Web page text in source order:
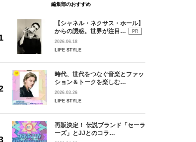
編集部のおすすめ
【シャネル・ネクサス・ホール】
からの誘惑。世界が注目…
PR
2026.06.18
LIFE STYLE
時代、世代をつなぐ音楽とファッ
ション＆トークを楽しむ…
2026.03.26
LIFE STYLE
再販決定！ 伝説ブランド「セーラ
ーズ」とJJとのコラ…